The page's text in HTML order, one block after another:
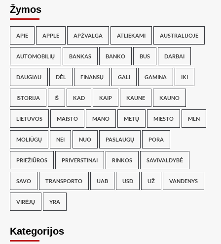
Žymos
APIE APPLE APŽVALGA ATLIEKAMI AUSTRALIJOJE
AUTOMOBILIŲ BANKAS BANKO BUS DARBAI
DAUGIAU DĖL FINANSŲ GALI GAMINA IKI
ISTORIJA IŠ KAD KAIP KAUNE KAUNO
LIETUVOS MAISTO MANO METŲ MIESTO MLN
MOLIŪGŲ NEI NUO PASLAUGŲ PORA
PRIEŽIŪROS PRIVERSTINAI RINKOS SAVIVALDYBĖ
SAVO TRANSPORTO UAB USD UŽ VANDENYS
VIRĖJŲ YRA
Kategorijos